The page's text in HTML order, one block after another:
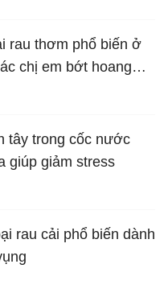
rau thơm phổ biến ở
chị em bớt hoang
tây trong cốc nước
giúp giảm stress
rau cải phổ biến dành